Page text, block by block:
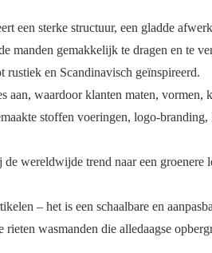
een sterke structuur, een gladde
manden gemakkelijk te dragen en te
en Scandinavisch geïnspireerd.
waardoor klanten maten, vormen,
stoffen voeringen, logo-branding,
wereldwijde trend naar een groenere
– het is een schaalbare en
wasmanden die alledaagse